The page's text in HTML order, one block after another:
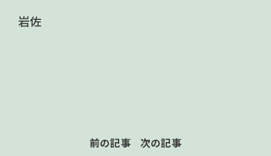
岩佐
前の記事 次の記事